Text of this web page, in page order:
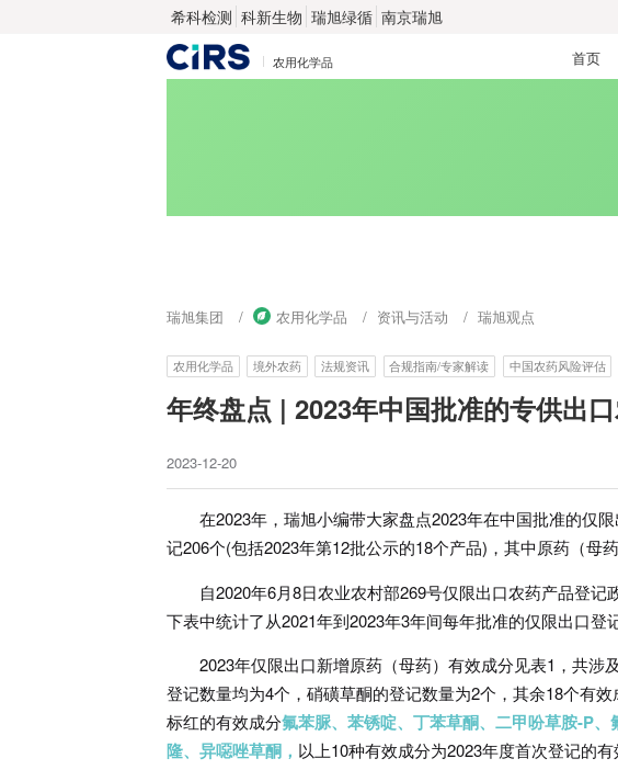
希科检测 科新生物 瑞旭绿循 南京瑞旭
农用化学品 首页
瑞旭集团 农用化学品 资讯与活动 瑞旭观点
农用化学品 境外农药 法规资讯 合规指南/专家解读 中国农药风险评估
年终盘点 | 2023年中国批准的专供出
2023-12-20
在2023年，瑞旭小编带大家盘点2023年在中国批准的仅
记206个(包括2023年第12批公示的18个产品)，其中原药（母
自2020年6月8日农业农村部269号仅限出口农药产品登记
下表中统计了从2021年到2023年3年间每年批准的仅限出口登
2023年仅限出口新增原药（母药）有效成分见表1，共
登记数量均为4个，硝磺草酮的登记数量为2个，其余18个有
标红的有效成分氟苯脲、苯锈啶、丁苯草酮、二甲吩草胺-P
隆、异噁唑草酮， 以上10种有效成分为2023年度首次登记的有